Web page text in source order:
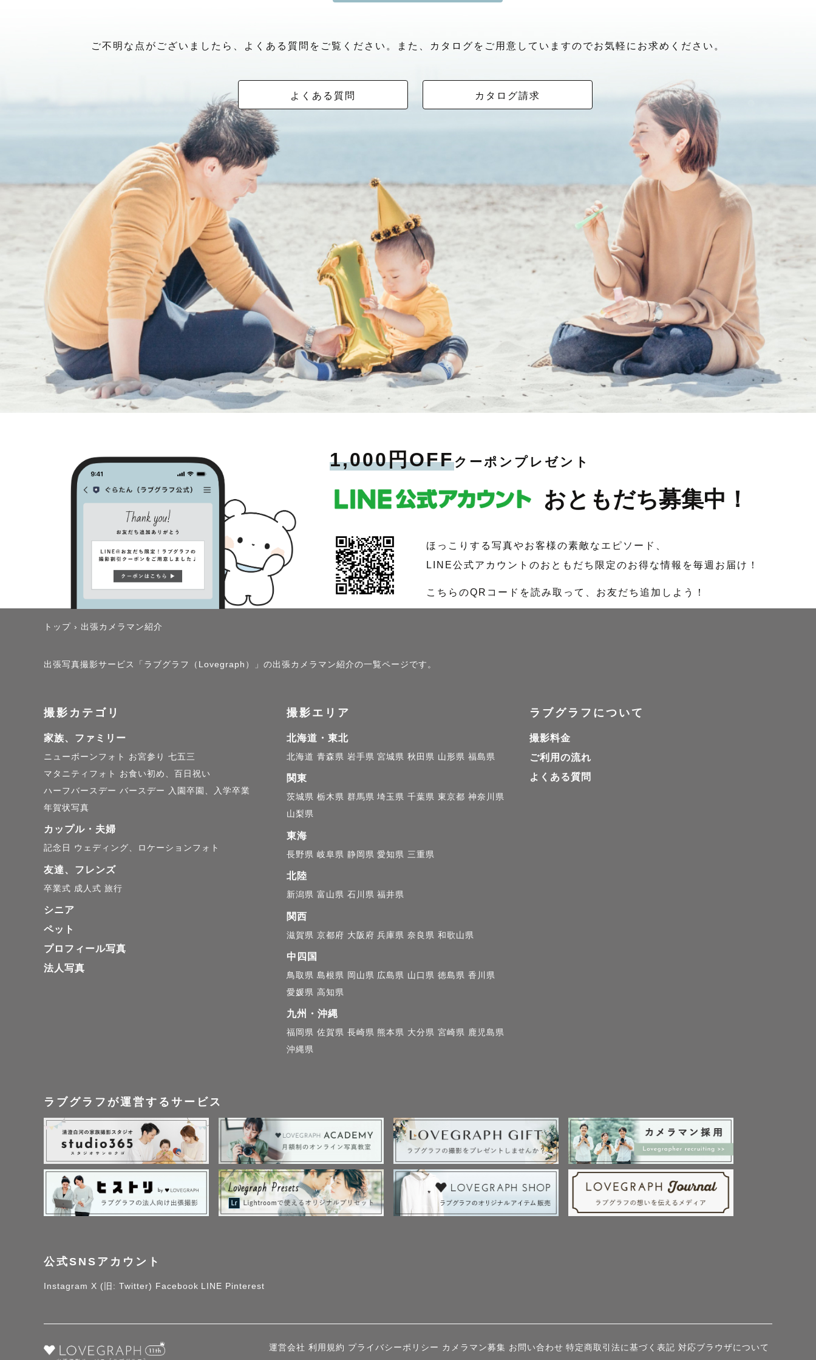
ご不明な点がございましたら、よくある質問をご覧ください。また、カタログをご用意していますのでお気軽にお求めください。
よくある質問 カタログ請求
1,000円OFFクーポンプレゼント
おともだち募集中！
ほっこりする写真やお客様の素敵なエピソード、
LINE公式アカウントのおともだち限定のお得な情報を毎週お届け！
こちらのQRコードを読み取って、お友だち追加しよう！
トップ › 出張カメラマン紹介
出張写真撮影サービス「ラブグラフ（Lovegraph）」の出張カメラマン紹介の一覧ページです。
撮影カテゴリ
家族、ファミリー
ニューボーンフォト お宮参り 七五三
マタニティフォト
お食い初め、百日祝い
ハーフバースデー バースデー
入園卒園、入学卒業
年賀状写真
カップル・夫婦
記念日 ウェディング、ロケーションフォト
友達、フレンズ
卒業式 成人式 旅行
シニア
ペット
プロフィール写真
法人写真
撮影エリア
北海道・東北
北海道 青森県 岩手県 宮城県 秋田県 山形県 福島県
関東
茨城県 栃木県 群馬県 埼玉県 千葉県 東京都 神奈川県
山梨県
東海
長野県 岐阜県 静岡県 愛知県 三重県
北陸
新潟県 富山県 石川県 福井県
関西
滋賀県 京都府 大阪府 兵庫県 奈良県 和歌山県
中四国
鳥取県 島根県 岡山県 広島県 山口県 徳島県 香川県
愛媛県 高知県
九州・沖縄
福岡県 佐賀県 長崎県 熊本県 大分県 宮崎県 鹿児島県
沖縄県
ラブグラフについて
撮影料金
ご利用の流れ
よくある質問
ラブグラフが運営するサービス
公式SNSアカウント
Instagram X (旧: Twitter) Facebook LINE Pinterest
運営会社 利用規約 プライバシーポリシー カメラマン募集 お問い合わせ 特定商取引法に基づく表記 対応ブラウザについて